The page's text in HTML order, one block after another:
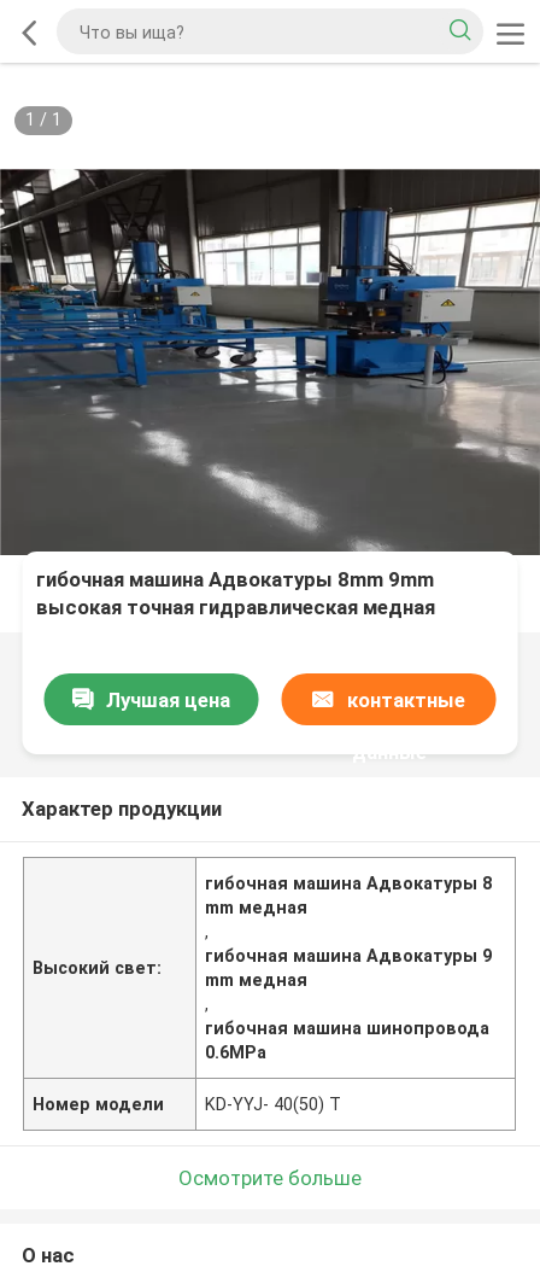
1 / 1
гибочная машина Адвокатуры 8mm 9mm
высокая точная гидравлическая медная
Лучшая цена контактные
данные
Характер продукции
Высокий свет:
гибочная машина Адвокатуры 8
mm медная
,
гибочная машина Адвокатуры 9
mm медная
,
гибочная машина шинопровода
0.6MPa
Номер модели KD-YYJ- 40(50) T
Осмотрите больше
О нас